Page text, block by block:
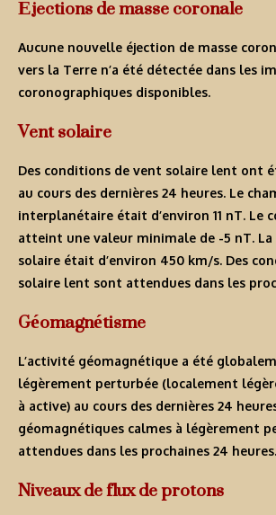
Aucune nouvelle éjection de masse
vers la Terre n’a été détectée dans les
coronographiques disponibles.
Vent solaire
Des conditions de vent solaire lent ont
au cours des dernières 24 heures. Le
interplanétaire était d’environ 11 nT. Le
atteint une valeur minimale de -5 nT.
solaire était d’environ 450 km/s. Des
solaire lent sont attendues dans les
Géomagnétisme
L’activité géomagnétique a été
légèrement perturbée (localement
à active) au cours des dernières 24
géomagnétiques calmes à légèrement
attendues dans les prochaines 24 heures.
Niveaux de flux de protons